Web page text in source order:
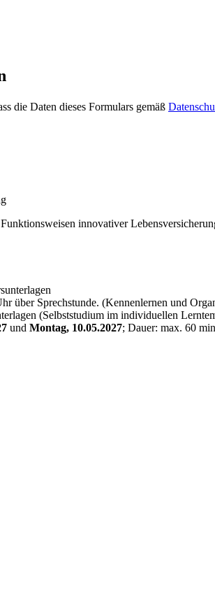
die Daten dieses Formulars gemäß
innovativer
über Sprechstunde. (Kennenlernen und
(Selbststudium im individuellen
und Montag, 10.05.2027; Dauer: max. 60 min